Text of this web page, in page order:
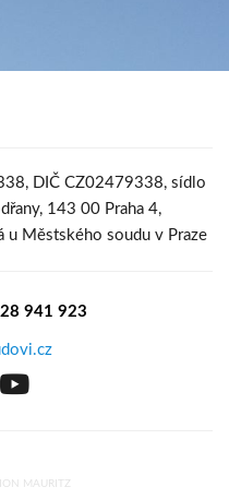
DIČ CZ02479338, sídlo
143 00 Praha 4,
u Městského soudu v Praze
941 923
MAURITZ